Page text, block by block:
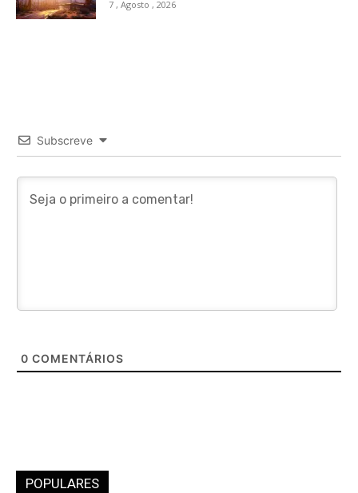
7 , Agosto , 2026
Subscreve
0 COMENTÁRIOS
POPULARES